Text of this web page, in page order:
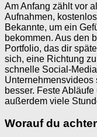
Am Anfang zählt vor
Aufnahmen,
Bekannte, um ein
bekommen. Aus den
Portfolio, das dir
sich, eine Richtung
schnelle Social-
Unternehmensvideos
besser. Feste
außerdem viele
Worauf du